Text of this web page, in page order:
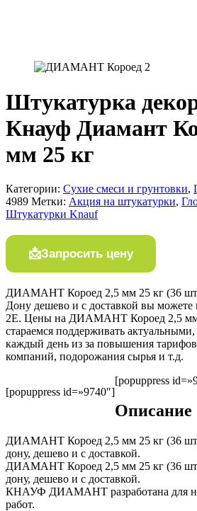
Штукатурка
Кнауф Диамант
мм 25 кг
Категории: Сухие смеси и грунтовки,
4989 Метки: Акция на штукатурки,
Штукатурки Knauf
Запросить цену
ДИАМАНТ Короед 2,5 мм 25 кг (36 шт)
Дону дешево и с доставкой вы можете
2Е. Цены на ДИАМАНТ Короед 2,5
стараемся поддерживать
каждый день из за повышения
компаний, подорожания сырья и т.д.
[popuppress id=»9740″]
[popuppress
Описание
ДИАМАНТ Короед 2,5 мм 25 кг (36 шт)
дону, дешево и с доставкой.
ДИАМАНТ Короед 2,5 мм 25 кг (36 шт)
дону, дешево и с доставкой.
КНАУФ ДИАМАНТ разработана для
работ.